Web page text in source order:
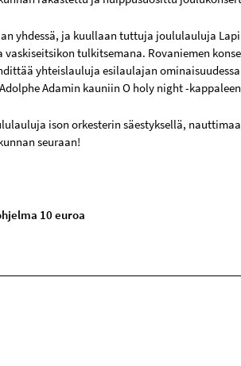
yhdessä, ja kuullaan tuttuja joululauluja
tulkitsemana. Rovaniemen
yhteislauluja esilaulajan
Adamin kauniin O holy night -
ison orkesterin säestyksellä,
seuraan!
10 euroa